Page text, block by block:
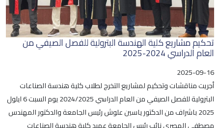
تحكيم مشاريع كلية الهندسة البترولية للفصل الصيفي من
العام الدراسي 2024-2025
2025-09-16
أجريت مناقشات وتحكيم لمشاريع التخرج لطلاب كلية هندسة الصناعات
البترولية للفصل الصيفي من العام الدراسي 2024/2025 يوم السبت 6 ايلول
2025 باشراف من الدكتور ياسين علوش رئيس الجامعة والدكتور المهندس
مصطفى المصري نائب رئيس الجامعة عميد كلية هندسة الصناعات